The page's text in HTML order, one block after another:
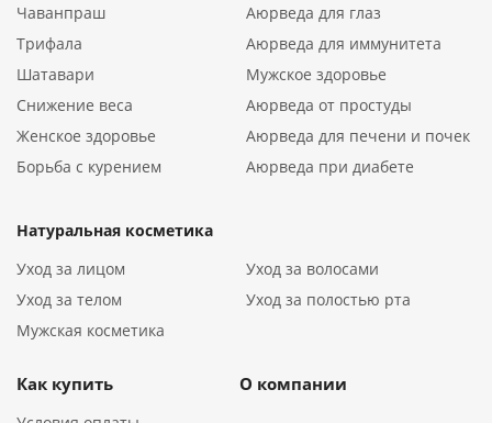
Натуральные ингредиенты и их
польза
который основан на травах, маслах и минералах.
Например, амла богата витамином C и укрепляет волосы,
стрессом. Натуральные ингредиенты не вызывают
аллергии, мягко воздействуют на организм и помогают
поддерживать здоровье без химических добавок.
Использование таких компонентов делает индийские
товары безопасными и эффективными в повседневном
Чаванпраш
Аюрведа для глаз
Трифала
Аюрведа для иммунитета
Шатавари
Мужское здоровье
Снижение веса
Аюрведа от простуды
Женское здоровье
Аюрведа для печени и почек
Борьба с курением
Аюрведа при диабете
Натуральная косметика
Уход за лицом
Уход за волосами
Уход за телом
Уход за полостью рта
Мужская косметика
Как купить О компании